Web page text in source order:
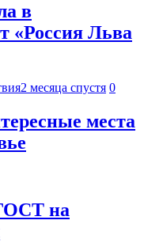
в
«Россия Льва
2 месяца спустя 0
места
на